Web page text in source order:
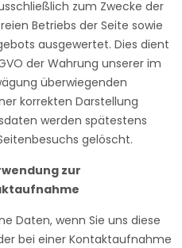
zum Zwecke der
Betriebs der Seite sowie
ausgewertet. Dies dient
der Wahrung unserer im
überwiegenden
korrekten Darstellung
werden spätestens
gelöscht.
zur
Daten, wenn Sie uns diese
bei einer Kontaktaufnahme